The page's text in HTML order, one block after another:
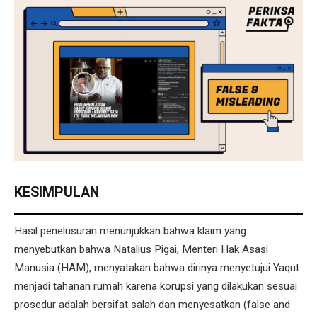
KESIMPULAN
Hasil penelusuran menunjukkan bahwa klaim yang
menyebutkan bahwa Natalius Pigai, Menteri Hak Asasi
Manusia (HAM), menyatakan bahwa dirinya menyetujui Yaqut
menjadi tahanan rumah karena korupsi yang dilakukan sesuai
prosedur adalah bersifat salah dan menyesatkan (false and